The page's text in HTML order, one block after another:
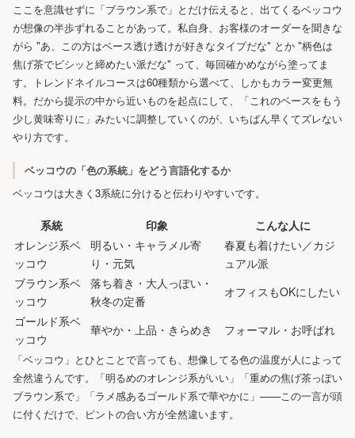
ここを意識せずに「ブラウン系で」とだけ伝えると、出てくるベッコウ
が想像の半歩ずれることがあって。私自身、お客様のオーダーを聞きな
がら "あ、この方はベース透け透けが好きなタイプだな" とか "柄色は
焦げ茶でビシッと締めたい派だな" って、毎回確かめながら塗ってま
す。トレンドネイルコースは60種類から選べて、しかもカラー変更無
料。だから提示の中から近いものを起点にして、「これのベースをもう
少し黄味寄りに」みたいに調整していくのが、いちばん早くてズレない
やり方です。
ベッコウの「色の系統」をどう言語化するか
ベッコウは大きく3系統に分けると伝わりやすいです。
系統 印象
こんな人に
オレンジ系ベ
ッコウ
明るい・キャラメル寄
り・元気
春夏も着けたい／カジ
ュアル派
ブラウン系ベ
ッコウ
落ち着き・大人っぽい・
秋冬の定番
オフィスもOKにしたい
ゴールド系ベ
ッコウ
華やか・上品・きらめき フォーマル・お呼ばれ
「ベッコウ」とひとことで言っても、想像してる色の温度が人によって
全然違うんです。「明るめのオレンジ系がいい」「重めの焦げ茶っぽい
ブラウン系で」「ラメ感あるゴールド系で華やかに」——この一言が頭
に付くだけで、ピントの合い方が全然違います。